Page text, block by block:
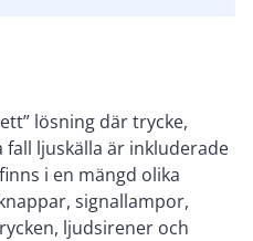
lösning där trycke,
fall ljuskälla är inkluderade
i en mängd olika
signallampor,
ljudsirener och